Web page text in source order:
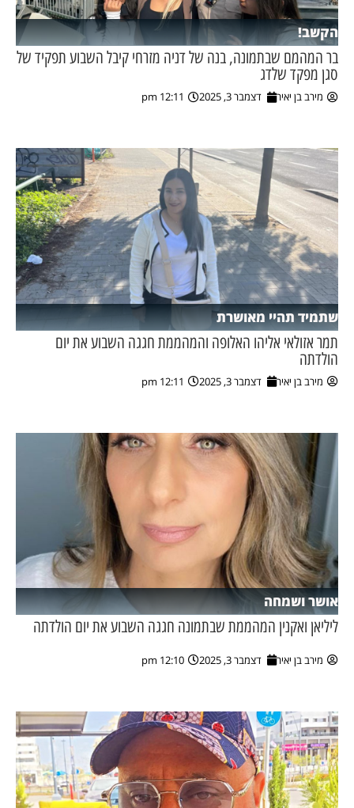
הקשב!
בר המהמם שבתמונה, בנה של דניה מזרחי קיבל השבוע תפקיד של
סגן מפקד שלדג
מירב בן יאיר דצמבר 3, 2025 12:11 pm
שתמיד תהיי מאושרת
תמר אזולאי אליהו האלופה והמהממת חגגה השבוע את יום
הולדתה
מירב בן יאיר דצמבר 3, 2025 12:11 pm
אושר ושמחה
ליליאן ואקנין המהממת שבתמונה חגגה השבוע את יום הולדתה
מירב בן יאיר דצמבר 3, 2025 12:10 pm